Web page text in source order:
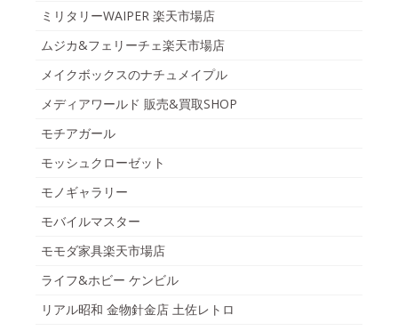
ミリタリーWAIPER 楽天市場店
ムジカ&フェリーチェ楽天市場店
メイクボックスのナチュメイプル
メディアワールド 販売&買取SHOP
モチアガール
モッシュクローゼット
モノギャラリー
モバイルマスター
モモダ家具楽天市場店
ライフ&ホビー ケンビル
リアル昭和 金物針金店 土佐レトロ